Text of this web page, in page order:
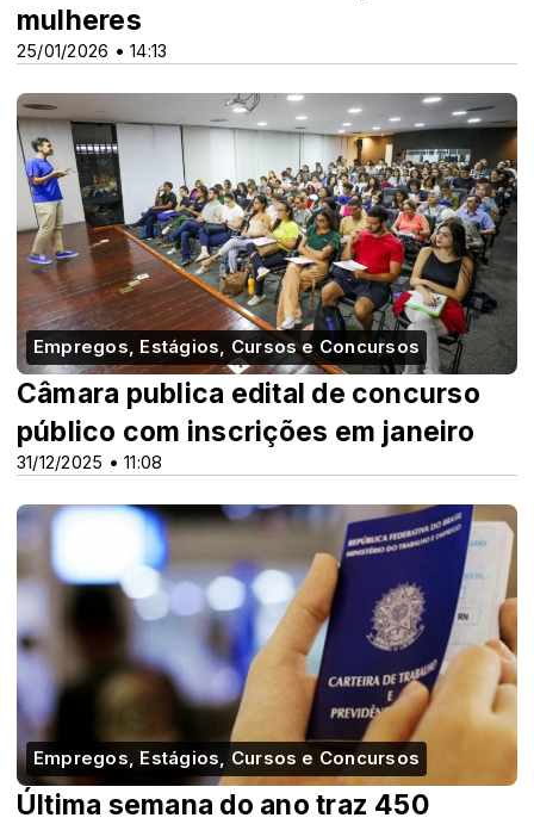
25/01/2026 • 14:13
mulheres
Empregos, Estágios, Cursos e Concursos
31/12/2025 • 11:08
Câmara publica edital de concurso
público com inscrições em janeiro
Empregos, Estágios, Cursos e Concursos
Última semana do ano traz 450